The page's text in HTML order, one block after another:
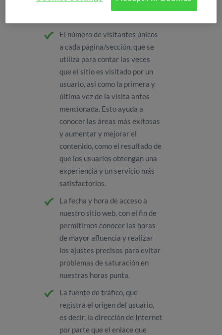
El número de visitantes únicos
a cada página/sección, que se
utiliza para contar las veces
que el sitio es visitado por un
usuario, así como la primera y
última vez de la visita antes
mencionada. Esto ayuda a
conocer las áreas más exitosas
y aumentar y mejorar el
contenido, como el resultado de
que los usuarios obtengan una
experiencia y un servicio más
satisfactorios.
La fecha y hora de acceso a
nuestro sitio web, con el fin de
permitirnos conocer las horas
de mayor afluencia y realizar
los ajustes precisos para evitar
problemas de saturación en
nuestras horas punta.
La fuente de tráfico, que
registra el origen del usuario,
es decir, la dirección de Internet
por parte que el enlace que